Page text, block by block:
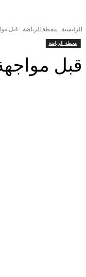
الرئيسية
محطة الرياضة قبل مواجهة المغرب.. 27
محطة الرياضة
قبل مواجهة المغرب.. 27 % من